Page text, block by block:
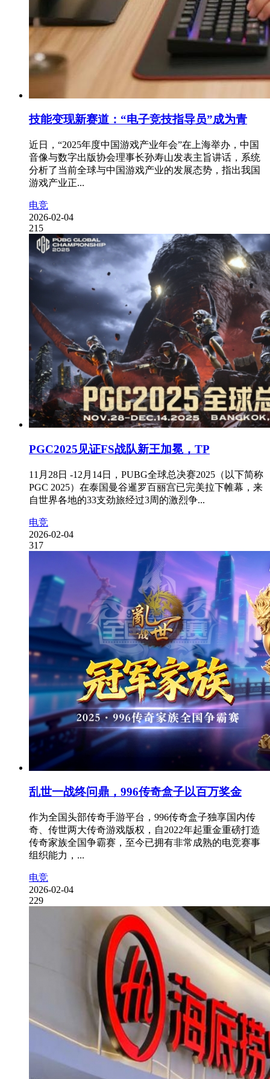
技能变现新赛道：“电子竞技指导员”成为青
近日，“2025年度中国游戏产业年会”在上海举办，中国
音像与数字出版协会理事长孙寿山发表主旨讲话，系统
分析了当前全球与中国游戏产业的发展态势，指出我国
游戏产业正...
电竞
2026-02-04
215
PGC2025见证FS战队新王加冕，TP
11月28日 -12月14日，PUBG全球总决赛2025（以下简称
PGC 2025）在泰国曼谷暹罗百丽宫已完美拉下帷幕，来
自世界各地的33支劲旅经过3周的激烈争...
电竞
2026-02-04
317
乱世一战终问鼎，996传奇盒子以百万奖金
作为全国头部传奇手游平台，996传奇盒子独享国内传
奇、传世两大传奇游戏版权，自2022年起重金重磅打造
传奇家族全国争霸赛，至今已拥有非常成熟的电竞赛事
组织能力，...
电竞
2026-02-04
229